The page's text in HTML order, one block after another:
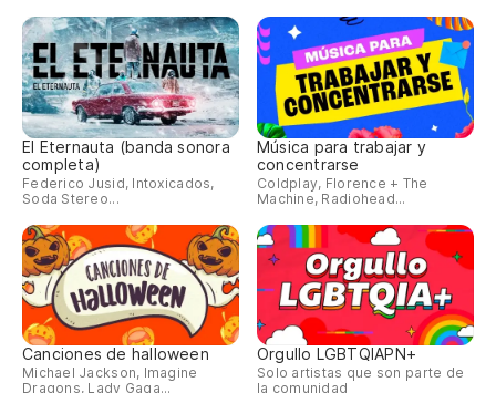
El Eternauta (banda sonora
completa)
Federico Jusid, Intoxicados,
Soda Stereo...
Música para trabajar y
concentrarse
Coldplay, Florence + The
Machine, Radiohead...
Canciones de halloween
Michael Jackson, Imagine
Dragons, Lady Gaga...
Orgullo LGBTQIAPN+
Solo artistas que son parte de
la comunidad